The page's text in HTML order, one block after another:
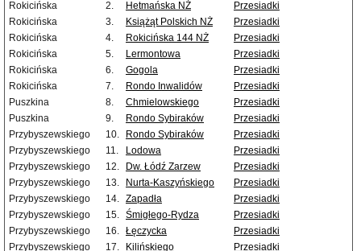
Rokicińska
2. Hetmańska NŻ
Przesiadki
Rokicińska
3. Książąt Polskich NŻ
Przesiadki
Rokicińska
4. Rokicińska 144 NŻ
Przesiadki
Rokicińska
5. Lermontowa
Przesiadki
Rokicińska
6. Gogola
Przesiadki
Rokicińska
7. Rondo Inwalidów
Przesiadki
Puszkina
8. Chmielowskiego
Przesiadki
Puszkina
9. Rondo Sybiraków
Przesiadki
Przybyszewskiego
10. Rondo Sybiraków
Przesiadki
Przybyszewskiego
11. Lodowa
Przesiadki
Przybyszewskiego
12. Dw. Łódź Zarzew
Przesiadki
Przybyszewskiego
13. Nurta-Kaszyńskiego
Przesiadki
Przybyszewskiego
14. Zapadła
Przesiadki
Przybyszewskiego
15. Śmigłego-Rydza
Przesiadki
Przybyszewskiego
16. Łęczycka
Przesiadki
Przybyszewskiego
17. Kilińskiego
Przesiadki